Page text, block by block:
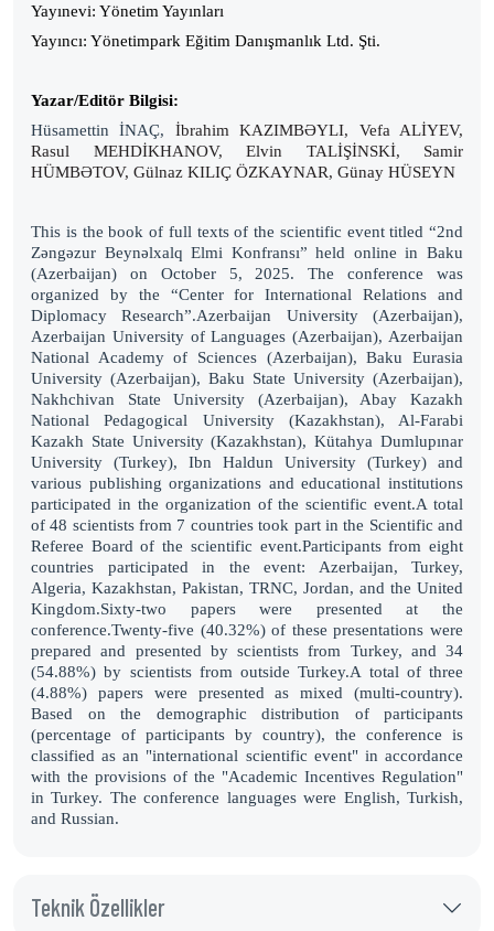
Yayınevi: Yönetim Yayınları
Yayıncı: Yönetimpark Eğitim Danışmanlık Ltd. Şti.
Yazar/Editör Bilgisi:
Hüsamettin İNAÇ, İbrahim KAZIMBƏYLI, Vefa ALİYEV,
Rasul MEHDİKHANOV, Elvin TALİŞİNSKİ, Samir
HÜMBƏTOV, Gülnaz KILIÇ ÖZKAYNAR, Günay HÜSEYN
This is the book of full texts of the scientific event titled “2nd
Zəngəzur Beynəlxalq Elmi Konfransı” held online in Baku
(Azerbaijan) on October 5, 2025. The conference was
organized by the “Center for International Relations and
Diplomacy Research”.Azerbaijan University (Azerbaijan),
Azerbaijan University of Languages ​​(Azerbaijan), Azerbaijan
National Academy of Sciences (Azerbaijan), Baku Eurasia
University (Azerbaijan), Baku State University (Azerbaijan),
Nakhchivan State University (Azerbaijan), Abay Kazakh
National Pedagogical University (Kazakhstan), Al-Farabi
Kazakh State University (Kazakhstan), Kütahya Dumlupınar
University (Turkey), Ibn Haldun University (Turkey) and
various publishing organizations and educational institutions
participated in the organization of the scientific event.A total
of 48 scientists from 7 countries took part in the Scientific and
Referee Board of the scientific event.Participants from eight
countries participated in the event: Azerbaijan, Turkey,
Algeria, Kazakhstan, Pakistan, TRNC, Jordan, and the United
Kingdom.Sixty-two papers were presented at the
conference.Twenty-five (40.32%) of these presentations were
prepared and presented by scientists from Turkey, and 34
(54.88%) by scientists from outside Turkey.A total of three
(4.88%) papers were presented as mixed (multi-country).
Based on the demographic distribution of participants
(percentage of participants by country), the conference is
classified as an "international scientific event" in accordance
with the provisions of the "Academic Incentives Regulation"
in Turkey. The conference languages ​​were English, Turkish,
and Russian.
Teknik Özellikler